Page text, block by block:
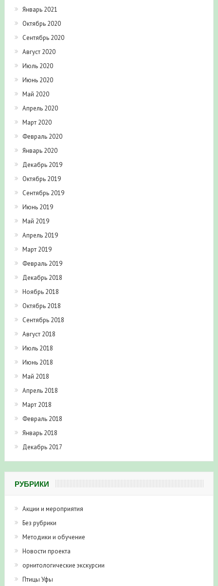
Январь 2021
Октябрь 2020
Сентябрь 2020
Август 2020
Июль 2020
Июнь 2020
Май 2020
Апрель 2020
Март 2020
Февраль 2020
Январь 2020
Декабрь 2019
Октябрь 2019
Сентябрь 2019
Июнь 2019
Май 2019
Апрель 2019
Март 2019
Февраль 2019
Декабрь 2018
Ноябрь 2018
Октябрь 2018
Сентябрь 2018
Август 2018
Июль 2018
Июнь 2018
Май 2018
Апрель 2018
Март 2018
Февраль 2018
Январь 2018
Декабрь 2017
РУБРИКИ
Акции и мероприятия
Без рубрики
Методики и обучение
Новости проекта
орнитологические экскурсии
Птицы Уфы